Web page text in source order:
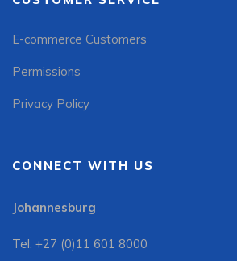
E-commerce Customers
Permissions
Privacy Policy
CONNECT WITH US
Johannesburg
Tel: +27 (0)11 601 8000